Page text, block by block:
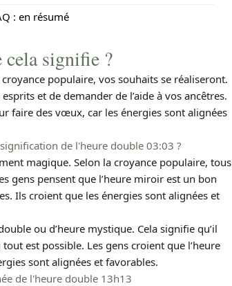
: en résumé
cela signifie ?
populaire, vos souhaits se réaliseront.
et de demander de l’aide à vos ancêtres.
faire des vœux, car les énergies sont alignées
de l'heure double 03:03 ?
magique. Selon la croyance populaire, tous
gens pensent que l’heure miroir est un bon
Ils croient que les énergies sont alignées et
ou d’heure mystique. Cela signifie qu’il
est possible. Les gens croient que l’heure
sont alignées et favorables.
de l'heure double 13h13